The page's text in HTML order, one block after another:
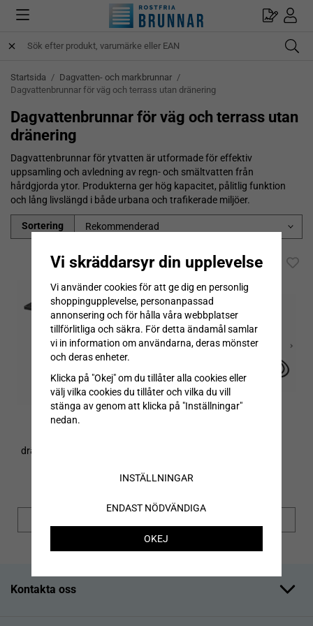
Startsida / Dagvatten- och markbrunnar /
Dagvattenbrunnar för väg och terrass utan dränering
Dagvattenbrunnar för väg och terrass utan
dränering
Dagvattenbrunnar för ytvatten är utformade för effektiv
uppsamling och avledning av regn- och smältvatten från
hårdgjorda ytor. Produkterna ger hög kapacitet, pålitlig funktion
och lång livslängd i både urbana och trafikerade miljöer.
Sortering
dränering för vägbanor och
300x300 25ton med
Kontakta oss
Vi skräddarsyr din upplevelse
Vi använder cookies för att ge dig en personlig
shoppingupplevelse, personanpassad
annonsering och för hålla våra webbplatser
tillförlitliga och säkra. För detta ändamål samlar
vi in information om användarna, deras mönster
och deras enheter.
Klicka på "Okej" om du tillåter alla cookies eller
välj vilka cookies du tillåter och vilka du vill
stänga av genom att klicka på "Inställningar"
nedan.
INSTÄLLNINGAR
ENDAST NÖDVÄNDIGA
OKEJ